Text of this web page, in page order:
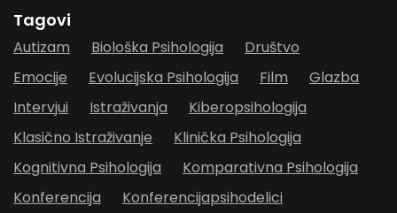
Tagovi
Autizam Biološka Psihologija
Društvo
Emocije
Evolucijska Psihologija Film
Glazba
Intervjui
Istraživanja
Kiberopsihologija
Klasično Istraživanje
Klinička Psihologija
Kognitivna Psihologija
Komparativna Psihologija
Konferencija
Konferencijapsihodelici